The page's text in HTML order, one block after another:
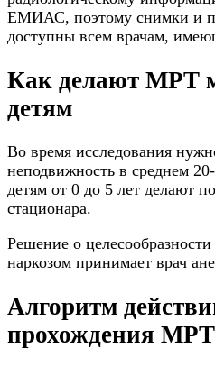
ЕМИАС, поэтому снимки и
доступны всем врачам,
Как делают МРТ
детям
Во время исследования
неподвижность в среднем
детям от 0 до 5 лет делают
стационара.
Решение о
наркозом принимает врач
Алгоритм
прохождения МРТ